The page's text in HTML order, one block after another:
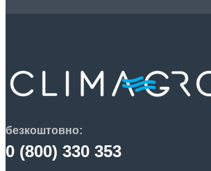
безкоштовно:
0 (800) 330 353